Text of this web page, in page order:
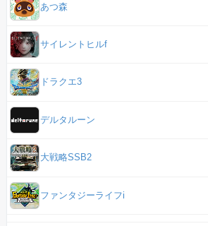
あつ森
サイレントヒルf
ドラクエ3
デルタルーン
大戦略SSB2
ファンタジーライフi